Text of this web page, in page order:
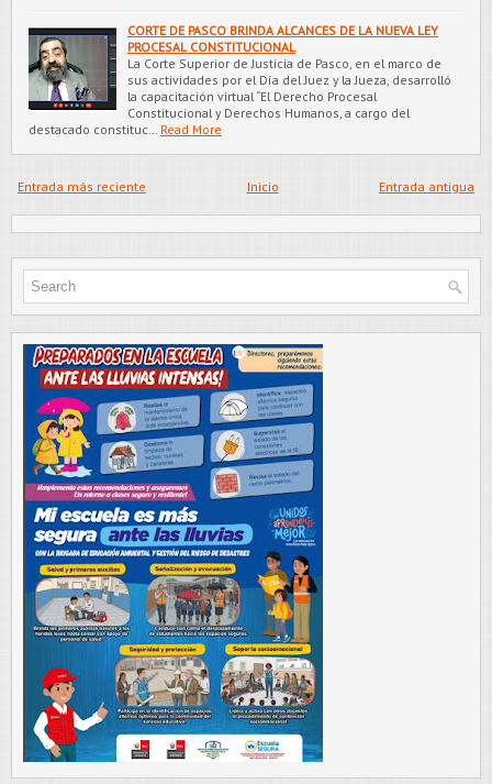
CORTE DE PASCO BRINDA ALCANCES DE LA NUEVA LEY
PROCESAL CONSTITUCIONAL
La Corte Superior de Justicia de Pasco, en el marco de
sus actividades por el Día del Juez y la Jueza, desarrolló
la capacitación virtual “El Derecho Procesal
Constitucional y Derechos Humanos, a cargo del
destacado constituc…
Read More
Entrada más reciente Entrada antigua
Inicio